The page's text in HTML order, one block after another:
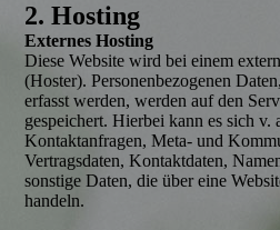
2. Hosting
Externes Hosting
Diese Website wird bei einem
(Hoster). Personenbezogenen
erfasst werden, werden auf den
gespeichert. Hierbei kann es sich v.
Kontaktanfragen, Meta- und
Vertragsdaten, Kontaktdaten,
sonstige Daten, die über eine
handeln.